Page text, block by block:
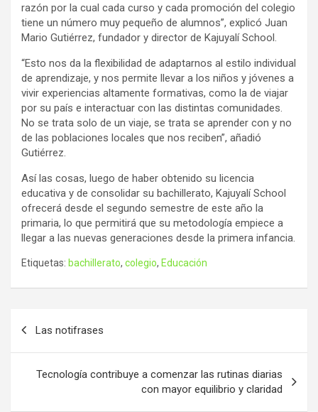
razón por la cual cada curso y cada promoción del colegio
tiene un número muy pequeño de alumnos”, explicó Juan
Mario Gutiérrez, fundador y director de Kajuyalí School.
“Esto nos da la flexibilidad de adaptarnos al estilo individual
de aprendizaje, y nos permite llevar a los niños y jóvenes a
vivir experiencias altamente formativas, como la de viajar
por su país e interactuar con las distintas comunidades.
No se trata solo de un viaje, se trata se aprender con y no
de las poblaciones locales que nos reciben”, añadió
Gutiérrez.
Así las cosas, luego de haber obtenido su licencia
educativa y de consolidar su bachillerato, Kajuyalí School
ofrecerá desde el segundo semestre de este año la
primaria, lo que permitirá que su metodología empiece a
llegar a las nuevas generaciones desde la primera infancia.
Etiquetas: bachillerato, colegio, Educación
Las notifrases
Tecnología contribuye a comenzar las rutinas diarias
con mayor equilibrio y claridad